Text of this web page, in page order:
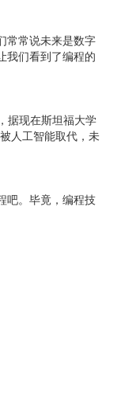
常常说未来是数字
我们看到了编程的
据现在斯坦福大学
人工智能取代，未
吧。毕竟，编程技